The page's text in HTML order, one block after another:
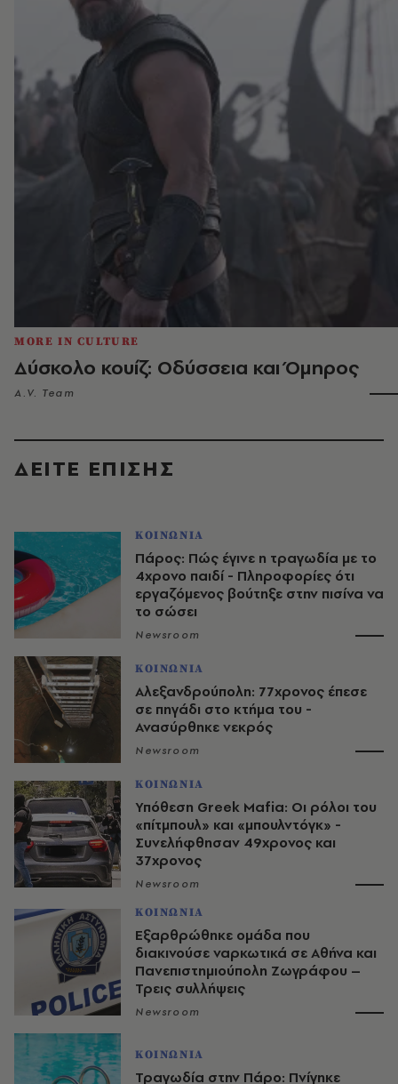
MORE IN CULTURE
Δύσκολο κουίζ: Οδύσσεια και Όμηρος
A.V. Team
ΔΕΙΤΕ ΕΠΙΣΗΣ
ΚΟΙΝΩΝΙΑ
Πάρος: Πώς έγινε η τραγωδία με το
4χρονο παιδί - Πληροφορίες ότι
εργαζόμενος βούτηξε στην πισίνα να
το σώσει
Newsroom
ΚΟΙΝΩΝΙΑ
Αλεξανδρούπολη: 77χρονος έπεσε
σε πηγάδι στο κτήμα του -
Ανασύρθηκε νεκρός
Newsroom
ΚΟΙΝΩΝΙΑ
Υπόθεση Greek Mafia: Οι ρόλοι του
«πίτμπουλ» και «μπουλντόγκ» -
Συνελήφθησαν 49χρονος και
37χρονος
Newsroom
ΚΟΙΝΩΝΙΑ
Εξαρθρώθηκε ομάδα που
διακινούσε ναρκωτικά σε Αθήνα και
Πανεπιστημιούπολη Ζωγράφου –
Τρεις συλλήψεις
Newsroom
ΚΟΙΝΩΝΙΑ
Τραγωδία στην Πάρο: Πνίγηκε